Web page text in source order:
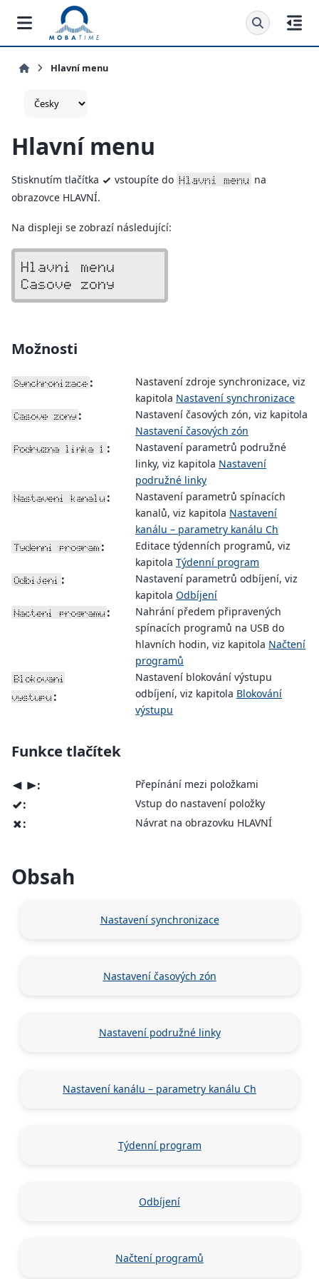
Hlavní menu
Hlavní menu
Stisknutím tlačítka v vstoupíte do Hlavni menu na
obrazovce HLAVNÍ.
Na displeji se zobrazí následující:
Hlavni menu
Casove zony
Možnosti
Synchronizace :
Nastavení zdroje synchronizace, viz
kapitola Nastavení synchronizace
Casove zony :
Nastavení časových zón, viz kapitola
Nastavení časových zón
Podruzna linka 1 :
Nastavení parametrů podružné
linky, viz kapitola Nastavení
podružné linky
Nastaveni kanalu :
Nastavení parametrů spínacích
kanalů, viz kapitola Nastavení
kanálu – parametry kanálu Ch
Tydenni program :
Editace týdenních programů, viz
kapitola Týdenní program
Odbijeni :
Nastavení parametrů odbíjení, viz
kapitola Odbíjení
Nacteni programu :
Nahrání předem připravených
spínacích programů na USB do
hlavních hodin, viz kapitola Načtení
programů
Blokovani
vystupu :
Nastavení blokování výstupu
odbíjení, viz kapitola Blokování
výstupu
Funkce tlačítek
< >: Přepínání mezi položkami
v: Vstup do nastavení položky
x: Návrat na obrazovku HLAVNÍ
Obsah
Nastavení synchronizace
Nastavení časových zón
Nastavení podružné linky
Nastavení kanálu – parametry kanálu Ch
Týdenní program
Odbíjení
Načtení programů